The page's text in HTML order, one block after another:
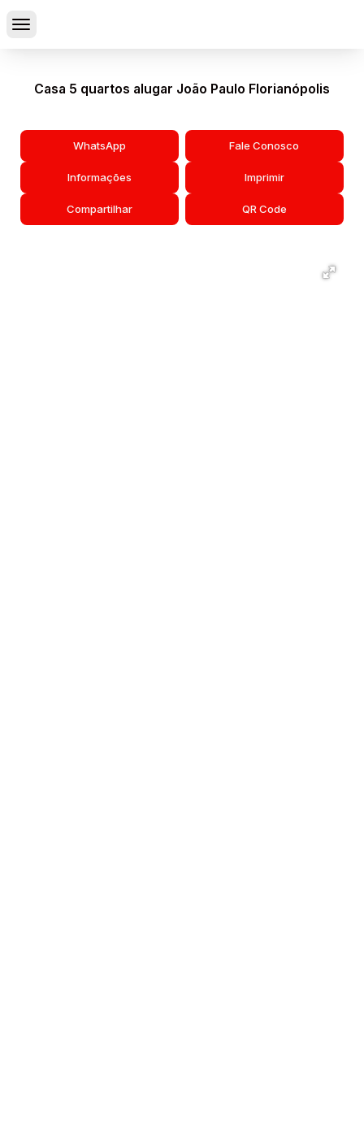
Casa 5 quartos alugar João Paulo Florianópolis
WhatsApp Fale Conosco
Informações Imprimir
Compartilhar QR Code